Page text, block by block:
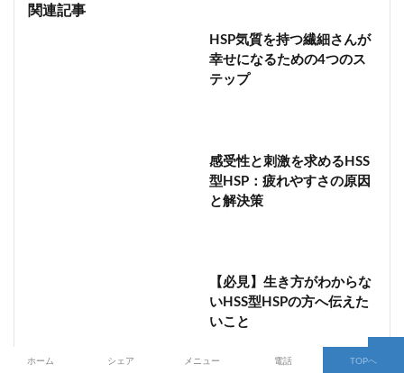
関連記事
HSP気質を持つ繊細さんが
幸せになるための4つのス
テップ
感受性と刺激を求めるHSS
型HSP：疲れやすさの原因
と解決策
【必見】生き方がわからな
いHSS型HSPの方へ伝えた
いこと
ホーム シェア メニュー 電話 TOPへ